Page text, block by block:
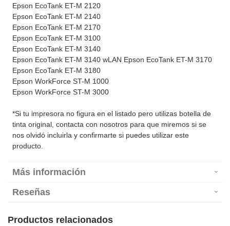
Epson EcoTank ET-M 2120
Epson EcoTank ET-M 2140
Epson EcoTank ET-M 2170
Epson EcoTank ET-M 3100
Epson EcoTank ET-M 3140
Epson EcoTank ET-M 3140 wLAN Epson EcoTank ET-M 3170
Epson EcoTank ET-M 3180
Epson WorkForce ST-M 1000
Epson WorkForce ST-M 3000
*Si tu impresora no figura en el listado pero utilizas botella de
tinta original, contacta con nosotros para que miremos si se
nos olvidó incluirla y confirmarte si puedes utilizar este
producto.
Más información
Reseñas
Productos relacionados